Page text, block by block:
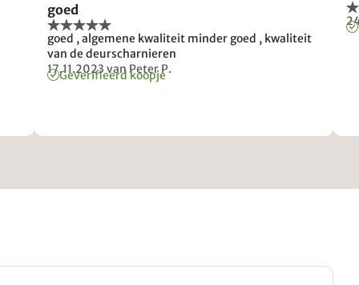
goed
goed , algemene kwaliteit minder goed , kwaliteit
van de deurscharnieren
17.11.2023 van Peter P.
Geverifieerd koopje